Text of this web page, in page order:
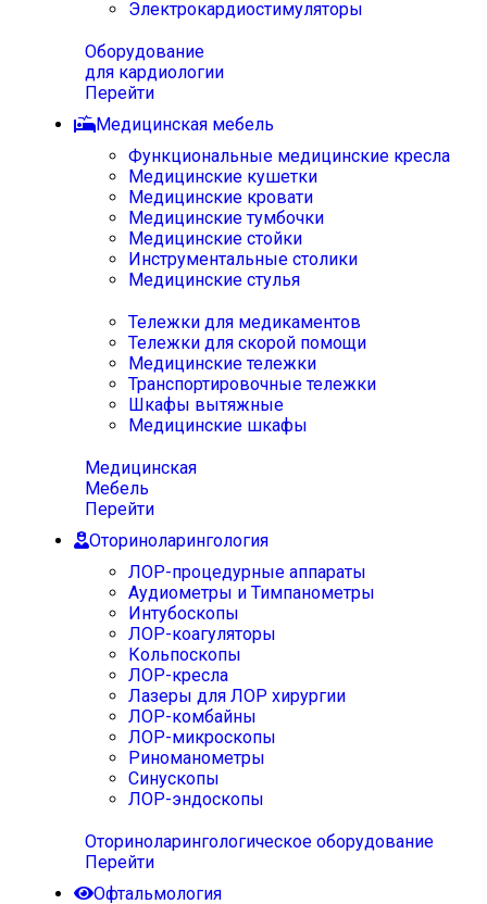
Электрокардиостимуляторы
Оборудование
для кардиологии
Перейти
Медицинская мебель
Функциональные медицинские кресла
Медицинские кушетки
Медицинские кровати
Медицинские тумбочки
Медицинские стойки
Инструментальные столики
Медицинские стулья
Тележки для медикаментов
Тележки для скорой помощи
Медицинские тележки
Транспортировочные тележки
Шкафы вытяжные
Медицинские шкафы
Медицинская
Мебель
Перейти
Оториноларингология
ЛОР-процедурные аппараты
Аудиометры и Тимпанометры
Интубоскопы
ЛОР-коагуляторы
Кольпоскопы
ЛОР-кресла
Лазеры для ЛОР хирургии
ЛОР-комбайны
ЛОР-микроскопы
Риноманометры
Синускопы
ЛОР-эндоскопы
Оториноларингологическое оборудование
Перейти
Офтальмология